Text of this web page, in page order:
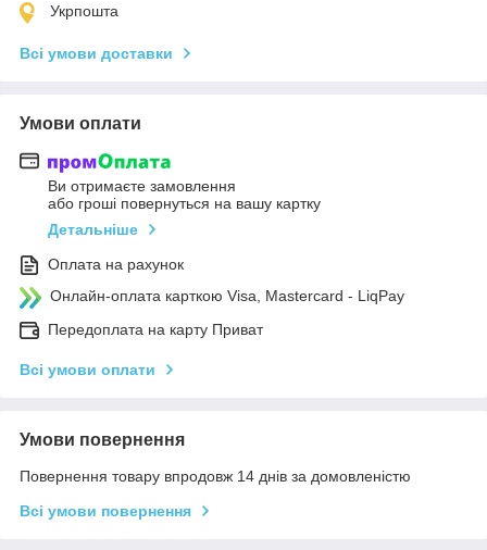
Укрпошта
Всі умови доставки
Умови оплати
Ви отримаєте замовлення
або гроші повернуться на вашу картку
Детальніше
Оплата на рахунок
Онлайн-оплата карткою Visa, Mastercard - LiqPay
Передоплата на карту Приват
Всі умови оплати
Умови повернення
Повернення товару впродовж 14 днів за домовленістю
Всі умови повернення